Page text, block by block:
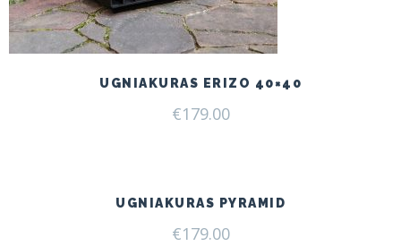
UGNIAKURAS ERIZO 40×40
€179.00
UGNIAKURAS PYRAMID
€179.00